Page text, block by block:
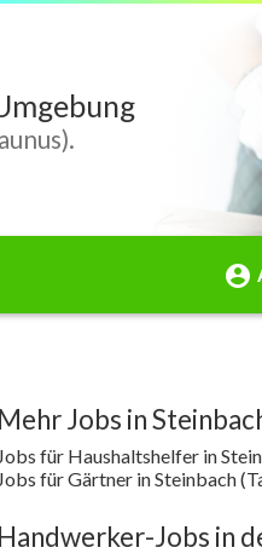
account_circle
Mehr Jobs in
Jobs für Haushaltshelfer in
Jobs für Gärtner in Steinbach
Handwerker-Jobs in